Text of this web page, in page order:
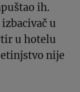
ih.
u
u hotelu
nije